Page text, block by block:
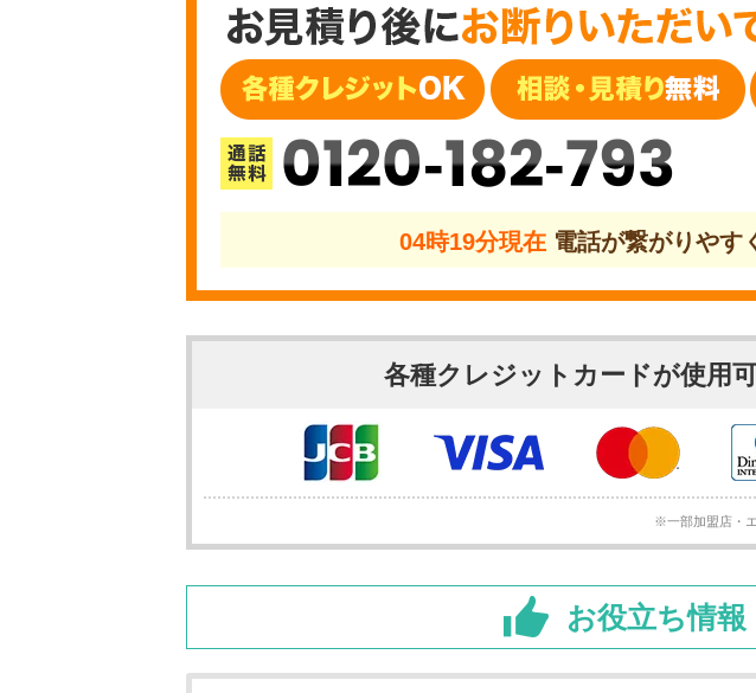
0120-182-793
04時19分現在 電話が繋がりやす
各種クレジットカードが使用可
※一部加盟店・
お役立ち情報